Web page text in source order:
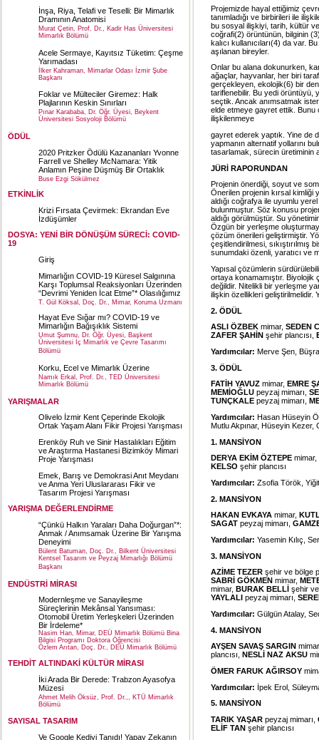
İnşa, Riya, Telafi ve Teselli: Bir Mimarlık
Dramının Anatomisi
Murat Çetin, Prof. Dr., Kadir Has Üniversitesi
Mimarlık Bölümü
Acele Sermaye, Kayıtsız Tüketim: Çeşme
Yarımadası
İlker Kahraman, Mimarlar Odası İzmir Şube
Başkanı
Foklar ve Mülteciler Giremez: Halk
Plajlarının Keskin Sınırları
Pınar Karababa, Dr. Öğr. Üyesi, Beykent
Üniversitesi Sosyoloji Bölümü
ÖDÜL
2020 Pritzker Ödülü Kazananları Yvonne
Farrell ve Shelley McNamara: Yitik
Anlamın Peşine Düşmüş Bir Ortaklık
Buse Ezgi Sökülmez
ETKİNLİK
Krizi Fırsata Çevirmek: Ekrandan Eve
İzdüşümler
DOSYA: YENİ BİR DÖNÜŞÜM SÜRECİ: COVID-
19
Giriş
Mimarlığın COVID-19 Küresel Salgınına
Karşı Toplumsal Reaksiyonları Üzerinden
“Devrimi Yeniden İcat Etme”* Olasılığımız
T. Gül Köksal, Doç. Dr., Mimar, Koruma Uzmanı
Hayat Eve Sığar mı? COVID-19 ve
Mimarlığın Bağışıklık Sistemi
Umut Şumnu, Dr. Öğr. Üyesi, Başkent
Üniversitesi İç Mimarlık ve Çevre Tasarımı
Bölümü
Korku, Ecel ve Mimarlık Üzerine
Namık Erkal, Prof. Dr., TED Üniversitesi
Mimarlık Bölümü
YARIŞMALAR
Olivelo İzmir Kent Çeperinde Ekolojik
Ortak Yaşam Alanı Fikir Projesi Yarışması
Erenköy Ruh ve Sinir Hastalıkları Eğitim
ve Araştırma Hastanesi Bizimköy Mimari
Proje Yarışması
Emek, Barış ve Demokrasi Anıt Meydanı
ve Anma Yeri Uluslararası Fikir ve
Tasarım Projesi Yarışması
YARIŞMA DEĞERLENDİRME
“Çünkü Halkın Yaraları Daha Doğurgan”*:
Anmak / Anımsamak Üzerine Bir Yarışma
Deneyimi
Bülent Batuman, Doç. Dr., Bilkent Üniversitesi
Kentsel Tasarım ve Peyzaj Mimarlığı Bölümü
Başkanı
ENDÜSTRİ MİRASI
Modernleşme ve Sanayileşme
Süreçlerinin Mekânsal Yansıması:
Otomobil Üretim Yerleşkeleri Üzerinden
Bir İrdeleme*
Nasim Han, Mimar, DEÜ Mimarlık Bölümü Bina
Bilgisi Programı Doktora Öğrencisi
Özlem Arıtan, Doç. Dr., DEÜ Mimarlık Bölümü
TEHDİT ALTINDAKİ KÜLTÜR MİRASI
İki Arada Bir Derede: Trabzon Ayasofya
Müzesi
Ahmet Melih Öksüz, Prof. Dr.,, KTÜ Mimarlık
Bölümü
SAYISAL TASARIM
Ve Google Kediyi Tanıdı! Yapay Zekanın
Projemizde hayal ettiğimiz
tanımladığı ve birbirileri ile
bu sosyal ilişkiyi, tarih, kültür
coğrafi(2) örüntünün, bilginin
kalıcı kullanıcıları(4) da var.
aşılanan bireyler.
Onlar bu alana dokunurken,
ağaçlar, hayvanlar, her biri
gerçekleyen, ekolojik(6) bir
tariflenebilir. Bu yedi örüntüyü,
seçtik. Ancak anımsatmak
elde etmeye gayret ettik. Bunu
ilişkilenmeye
gayret ederek yaptık. Yine de
yapmanın alternatif yollarını
tasarlamak, sürecin üretiminin
JÜRİ RAPORUNDAN
Projenin önerdiği, soyut ve
Önerilen projenin kırsal kimliği
aldığı coğrafya ile uyumlu
bulunmuştur. Söz konusu
aldığı görülmüştür. Su
Özgün bir yerleşme
çözüm önerileri geliştirmiştir.
çeşitlendirilmesi,
sunumdaki özenli, yaratıcı ve
Yapısal çözümlerin
ortaya konamamıştır. Biyolojik
değildir. Nitelikli bir yerleşme
ilişkin özellikleri geliştirilmelidir.
2. ÖDÜL
ASLI ÖZBEK mimar, SEDEN
ZAFER ŞAHİN şehir plancısı,
Yardımcılar: Merve Şen,
3. ÖDÜL
FATİH YAVUZ mimar, EMRE
MEMİOĞLU peyzaj mimarı,
TUNÇKALE peyzaj mimarı,
Yardımcılar: Hasan Hüseyin
Mutlu Akpınar, Hüseyin Kezer,
1. MANSİYON
DERYA EKİM ÖZTEPE mimar,
KELSO şehir plancısı
Yardımcılar: Zsofia Török,
2. MANSİYON
HAKAN EVKAYA mimar,
SAGAT peyzaj mimarı,
Yardımcılar: Yasemin Kılıç,
3. MANSİYON
AZİME TEZER şehir ve bölge
SABRİ GÖKMEN mimar,
mimar, BURAK BELLİ şehir
YAYLALI peyzaj mimarı,
Yardımcılar: Gülgün Atalay,
4. MANSİYON
AYŞEN SAVAŞ SARGIN
plancısı,
NESLİ NAZ AKSU
ÖMER FARUK AĞIRSOY
Yardımcılar: İpek Erol,
5. MANSİYON
TARIK YAŞAR peyzaj mimarı,
ELİF TAN şehir plancısı